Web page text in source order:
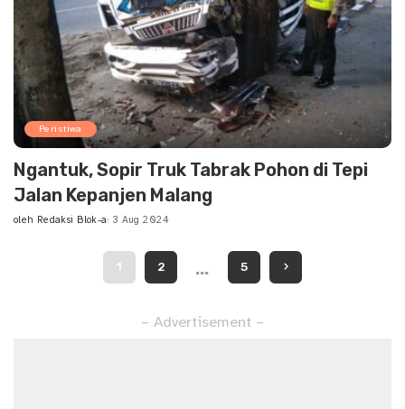
Peristiwa
Ngantuk, Sopir Truk Tabrak Pohon di Tepi
Jalan Kepanjen Malang
Posted
oleh Redaksi Blok-a 3 Aug 2024
1 2 … 5
– Advertisement –